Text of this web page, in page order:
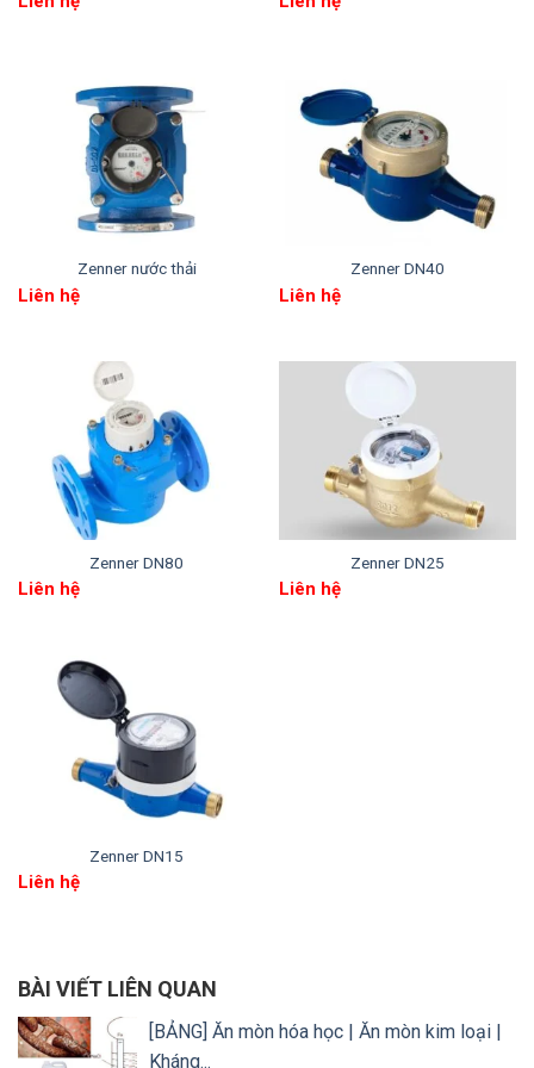
gồmZenner DN100
được sản xuất trên dây
chuyền hiện đại, đảm bảo bộ bền cao. Ngoài ra đây
còn là thương hiệu nổi tiếng với độ chính xác và độ
tin cậy của sản phẩm. Zenner đã được chứng nhận
về tiêu chuẩn chất lượng ISO 9001 và sản phẩm và
được sử dụng rộng rãi trên toàn thế giới.
tuổi thọ vượt trội
3. Zenner DN100 được chế tạo từ gang
3.1 Ưu điểm của vật liệu gang
Một số ưu điểm của đồng hồ nước bằng gang bao
năm mà không bị hỏng hóc.
Giá thành rẻ: So với các loại vật liệu khác như
đồng hay inox, đồng hồ nước bằng gang có giá
Zenner nước thải
Liên hệ
Zenner DN40
Liên hệ
Zenner DN80
Liên hệ
Zenner DN25
Liên hệ
Zenner DN15
Liên hệ
BÀI VIẾT LIÊN QUAN
[BẢNG] Ăn mòn hóa học | Ăn mòn kim loại |
Kháng...